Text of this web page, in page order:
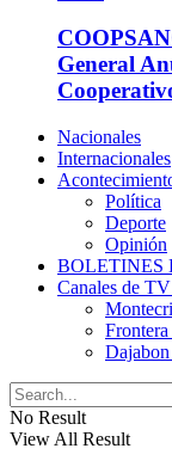
General
Nacionales
Internacionales
Política
Deporte
Opinión
BOLETINES
Canales de
No Result
View All Result